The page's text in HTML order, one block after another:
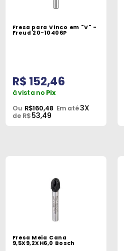
Fresa para Vinco em "V" -
Freud 20-10406P
R$ 152,46
à vista no Pix
Ou R$160,48 Em até3X
de R$53,49
Fresa Meia Cana
9,5X9,2XH6,0 Bosch